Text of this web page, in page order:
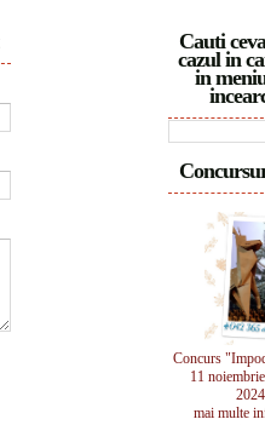
Cauti
cazul in
in
Concurs
11
mai multe